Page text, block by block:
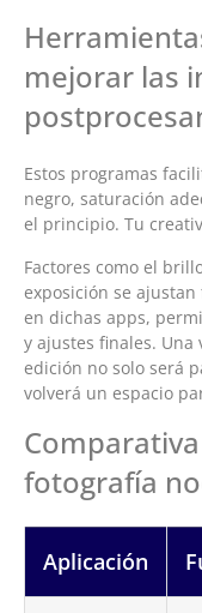
mejorar las
Estos programas
negro, saturación
el principio. Tu
Factores como el
exposición se
en dichas apps,
y ajustes finales.
edición no solo será
volverá un espacio
fotografía
Aplicación